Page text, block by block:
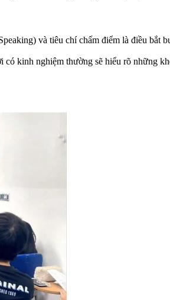
và tiêu chí chấm điểm là điều bắt
kinh nghiệm thường sẽ hiểu rõ những